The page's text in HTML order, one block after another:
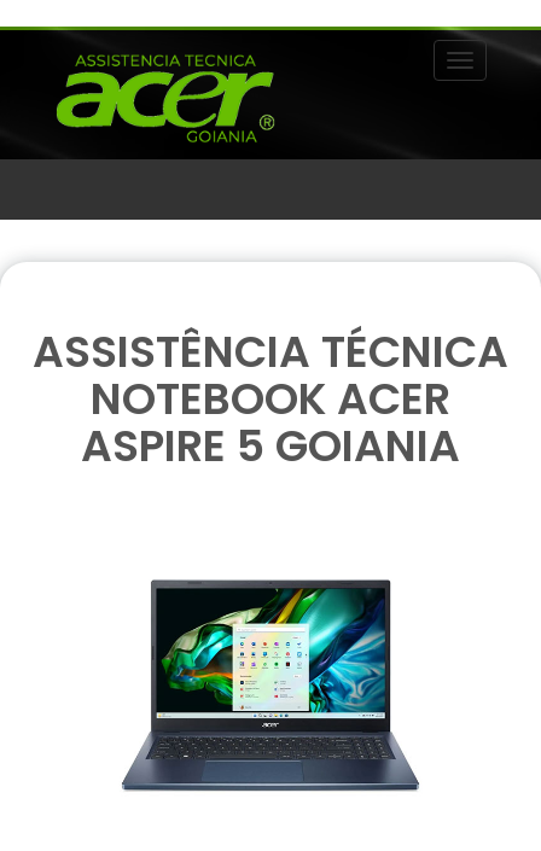
Alternar
ASSISTÊNCIA TÉCNICA
NOTEBOOK ACER
ASPIRE 5 GOIANIA